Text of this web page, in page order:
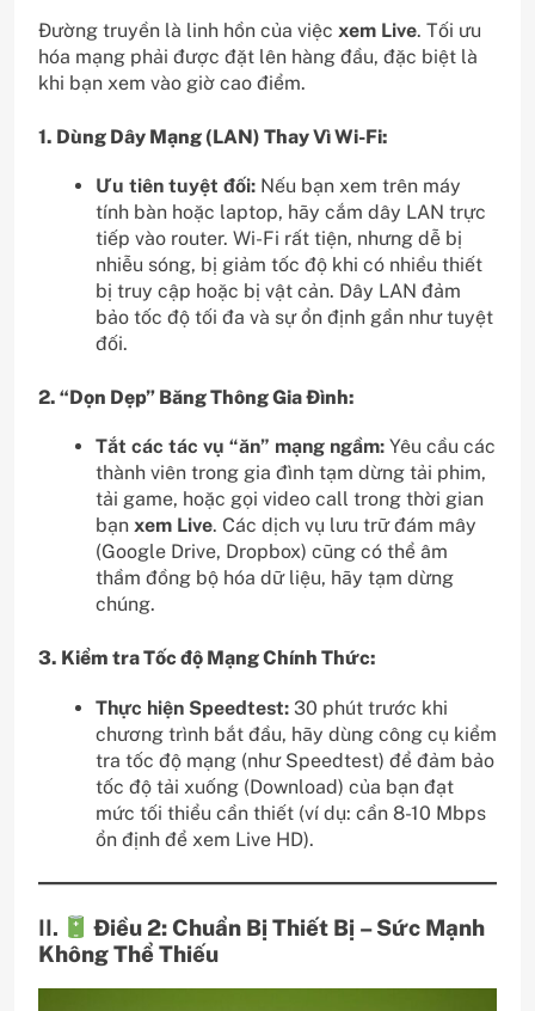
Đường truyền là linh hồn của việc xem Live. Tối ưu
hóa mạng phải được đặt lên hàng đầu, đặc biệt là
khi bạn xem vào giờ cao điểm.
1. Dùng Dây Mạng (LAN) Thay Vì Wi-Fi:
Ưu tiên tuyệt đối: Nếu bạn xem trên máy
tính bàn hoặc laptop, hãy cắm dây LAN trực
tiếp vào router. Wi-Fi rất tiện, nhưng dễ bị
nhiễu sóng, bị giảm tốc độ khi có nhiều thiết
bị truy cập hoặc bị vật cản. Dây LAN đảm
bảo tốc độ tối đa và sự ổn định gần như tuyệt
đối.
2. “Dọn Dẹp” Băng Thông Gia Đình:
Tắt các tác vụ “ăn” mạng ngầm: Yêu cầu các
thành viên trong gia đình tạm dừng tải phim,
tải game, hoặc gọi video call trong thời gian
bạn xem Live. Các dịch vụ lưu trữ đám mây
(Google Drive, Dropbox) cũng có thể âm
thầm đồng bộ hóa dữ liệu, hãy tạm dừng
chúng.
3. Kiểm tra Tốc độ Mạng Chính Thức:
Thực hiện Speedtest: 30 phút trước khi
chương trình bắt đầu, hãy dùng công cụ kiểm
tra tốc độ mạng (như Speedtest) để đảm bảo
tốc độ tải xuống (Download) của bạn đạt
mức tối thiểu cần thiết (ví dụ: cần 8-10 Mbps
ổn định để xem Live HD).
II.
Điều 2: Chuẩn Bị Thiết Bị – Sức Mạnh
Không Thể Thiếu